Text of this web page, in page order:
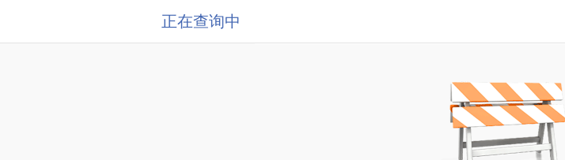
正在查询中